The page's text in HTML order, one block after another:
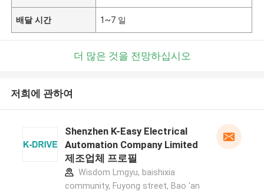
배달 시간 1~7 일
더 많은 것을 전망하십시오
저희에 관하여
Shenzhen K-Easy Electrical
Automation Company Limited
제조업체 프로필
Wisdom Lmgyu, baishixia
community, Fuyong street, Bao 'an